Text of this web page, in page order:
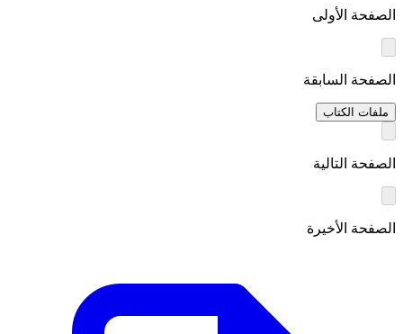
الصفحة الأولى
الصفحة السابقة
ملفات الكتاب
الصفحة التالية
الصفحة الأخيرة